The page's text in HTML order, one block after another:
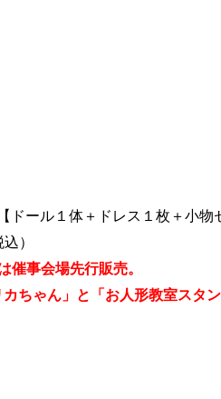
ドール１体＋ドレス１枚＋小物
込）
事会場先行販売。
ちゃん」と「お人形教室スタ